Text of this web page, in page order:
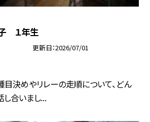
１年生
更新日 2026/07/01
決めやリレーの走順について、どん
合いまし...